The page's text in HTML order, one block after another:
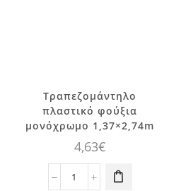
Τραπεζομάντηλο
πλαστικό φούξια
μονόχρωμο 1,37×2,74m
4,63€
Τραπεζομάντηλο